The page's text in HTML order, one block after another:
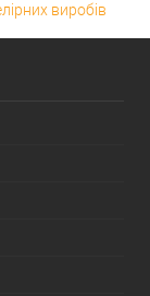
виробів